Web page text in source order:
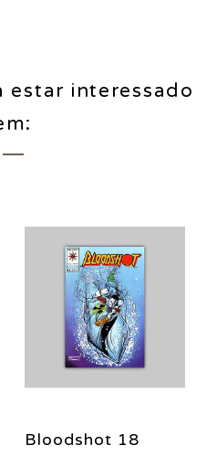
estar interessado
Bloodshot 18